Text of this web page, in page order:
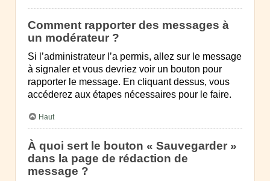
Comment rapporter des messages à
un modérateur ?
Si l’administrateur l’a permis, allez sur le message
à signaler et vous devriez voir un bouton pour
rapporter le message. En cliquant dessus, vous
accéderez aux étapes nécessaires pour le faire.
Haut
À quoi sert le bouton « Sauvegarder »
dans la page de rédaction de
message ?